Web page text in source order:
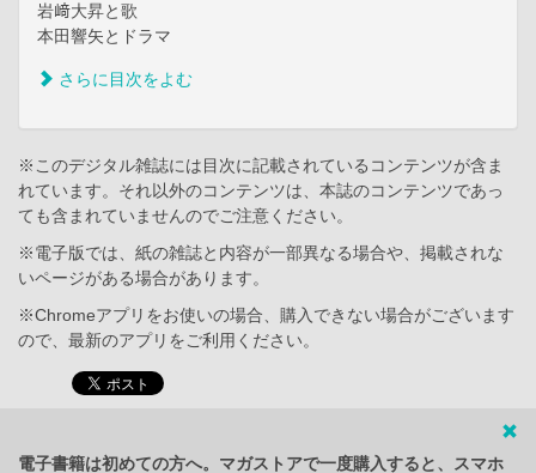
岩﨑大昇と歌
本田響矢とドラマ
さらに目次をよむ
※このデジタル雑誌には目次に記載されているコンテンツが含ま
れています。それ以外のコンテンツは、本誌のコンテンツであっ
ても含まれていませんのでご注意ください。
※電子版では、紙の雑誌と内容が一部異なる場合や、掲載されな
いページがある場合があります。
※Chromeアプリをお使いの場合、購入できない場合がございます
ので、最新のアプリをご利用ください。
電子書籍は初めての方へ。マガストアで一度購入すると、スマホ